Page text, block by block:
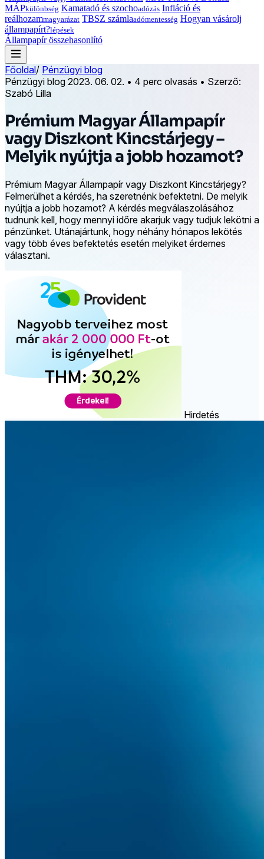
MÁPkülönbség Kamatadó és szochoadózás Infláció és
reálhozammagyarázat TBSZ számlaadómentesség Hogyan vásárolj
állampapírt?lépések
Állampapír összehasonlító
Főoldal/ Pénzügyi blog
Pénzügyi blog 2023. 06. 02. • 4 perc olvasás • Szerző:
Szabó Lilla
Prémium Magyar Állampapír
vagy Diszkont Kincstárjegy –
Melyik nyújtja a jobb hozamot?
Prémium Magyar Állampapír vagy Diszkont Kincstárjegy?
Felmerülhet a kérdés, ha szeretnénk befektetni. De melyik
nyújtja a jobb hozamot? A kérdés megválaszolásához
tudnunk kell, hogy mennyi időre akarjuk vagy tudjuk lekötni a
pénzünket. Utánajártunk, hogy néhány hónapos lekötés
vagy több éves befektetés esetén melyiket érdemes
választani.
Hirdetés